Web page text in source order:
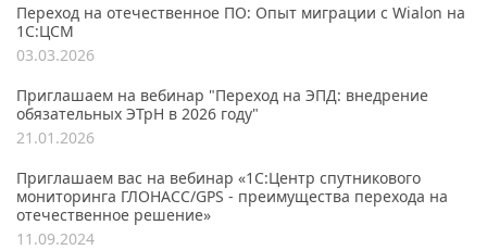
Переход на отечественное ПО: Опыт миграции с Wialon на
1С:ЦСМ
03.03.2026
Приглашаем на вебинар "Переход на ЭПД: внедрение
обязательных ЭТрН в 2026 году"
21.01.2026
Приглашаем вас на вебинар «1С:Центр спутникового
мониторинга ГЛОНАСС/GPS - преимущества перехода на
отечественное решение»
11.09.2024